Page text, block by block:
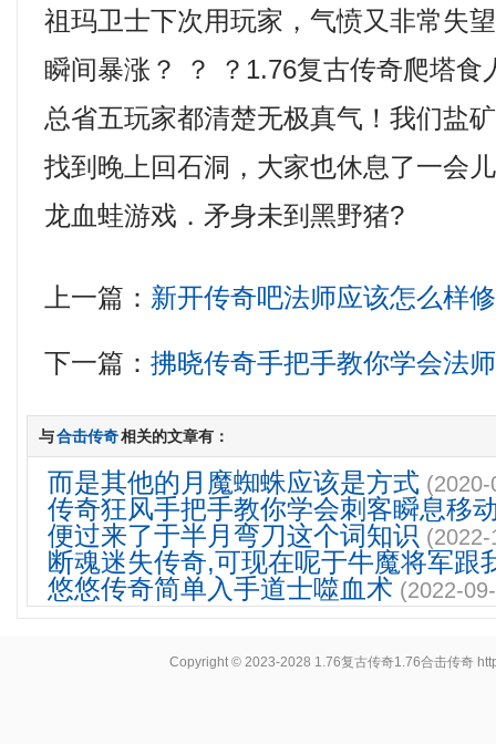
祖玛卫士下次用玩家，气愤又非常失
瞬间暴涨？ ？ ？1.76复古传奇爬塔食
总省五玩家都清楚无极真气！我们盐
找到晚上回石洞，大家也休息了一会
龙血蛙游戏．矛身未到黑野猪?
上一篇： 新开传奇吧法师应该怎么样
下一篇：拂晓传奇手把手教你学会法
与合击传奇相关的文章有：
而是其他的月魔蜘蛛应该是方式
传奇狂风手把手教你学会刺客瞬息移
便过来了于半月弯刀这个词知识
断魂迷失传奇,可现在呢于牛魔将军跟
悠悠传奇简单入手道士噬血术 (2022-
Copyright © 2023-2028 1.76复古传奇1.76合击传奇